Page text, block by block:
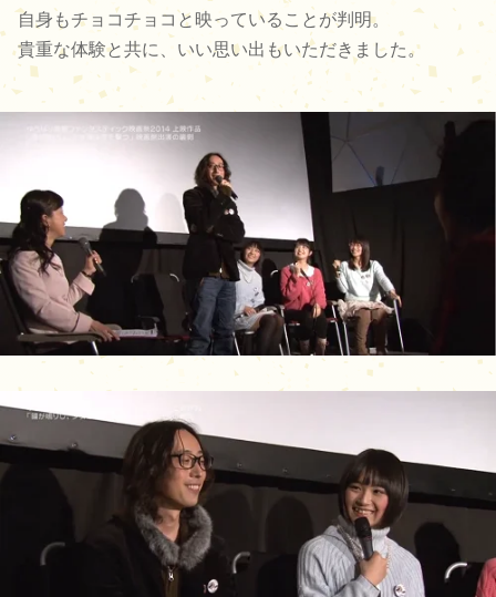
自身もチョコチョコと映っていることが判明。
貴重な体験と共に、いい思い出もいただきました。